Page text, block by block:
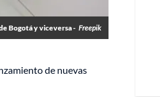
Bogotá y viceversa - Freepik
de nuevas